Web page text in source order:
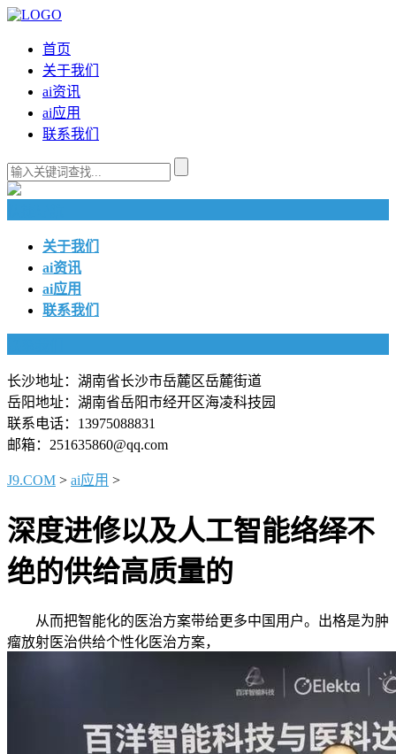
首页
关于我们
ai资讯
ai应用
联系我们
关于我们
ai资讯
ai应用
联系我们
长沙地址：湖南省长沙市岳麓区岳麓街道
岳阳地址：湖南省岳阳市经开区海凌科技园
联系电话：13975088831
邮箱：251635860@qq.com
J9.COM > ai应用 >
深度进修以及人工智能络绎不
绝的供给高质量的
从而把智能化的医治方案带给更多中国用户。出格是为肿
瘤放射医治供给个性化医治方案，